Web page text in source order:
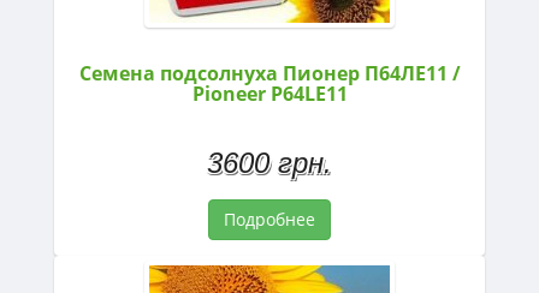
Семена подсолнуха Пионер П64ЛЕ11 /
Pioneer P64LE11
3600 грн.
Подробнее